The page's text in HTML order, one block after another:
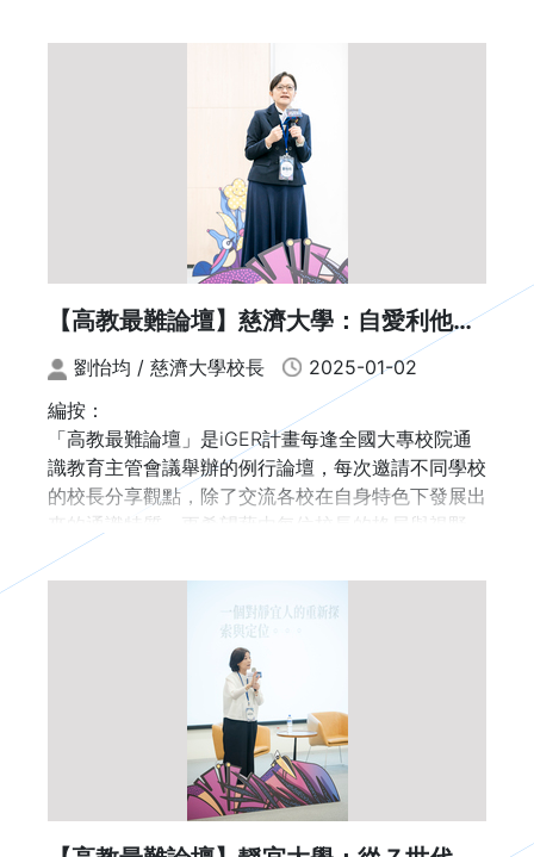
【高教最難論壇】慈濟大學：自愛利他．
心懷天下
劉怡均 / 慈濟大學校長
2025-01-02
編按：
「高教最難論壇」是iGER計畫每逢全國大專校院通
識教育主管會議舉辦的例行論壇，每次邀請不同學校
的校長分享觀點，除了交流各校在自身特色下發展出
來的通識特質，更希望藉由每位校長的格局與視野，
看見推動通識教育的困難點與突破方法。